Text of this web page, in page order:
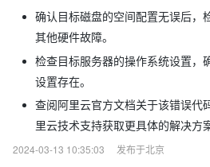
确认目标磁盘的空间配置无误后，
其他硬件故障。
检查目标服务器的操作系统设置，
设置存在。
查阅阿里云官方文档关于该错误代
里云技术支持获取更具体的解决方案
2024-03-13 10:35:03
发布于北京